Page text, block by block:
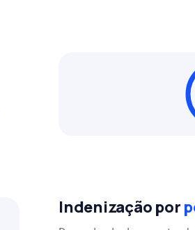
Indenização por